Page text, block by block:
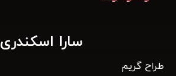
سارا اسکندری
طراح گریم